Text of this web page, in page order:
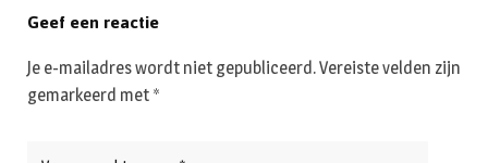
Geef een reactie
Je e-mailadres wordt niet gepubliceerd.Vereiste velden zijn
gemarkeerd met *